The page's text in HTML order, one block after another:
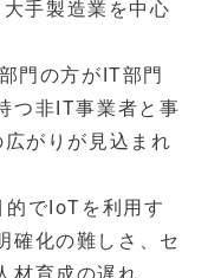
手製造業を中心
門の方がIT部門
つ非IT事業者と事
がりが見込まれ
でIoTを利用す
確化の難しさ、セ